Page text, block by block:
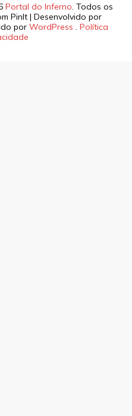
Portal do Inferno. Todos os
PinIt | Desenvolvido por
por WordPress . Política